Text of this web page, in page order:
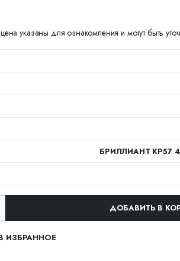
цена указаны для ознакомления и могут быть
БРИЛЛИАНТ КР57
ДОБАВИТЬ В
ИЗБРАННОЕ